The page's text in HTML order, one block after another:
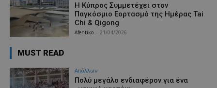
Η Κύπρος Συμμετέχει στον
Παγκόσμιο Εορτασμό της Ημέρας Tai
Chi & Qigong
Afentiko 21/04/2026
MUST READ
Απόλλων
Πολύ μεγάλο ενδιαφέρον για ένα